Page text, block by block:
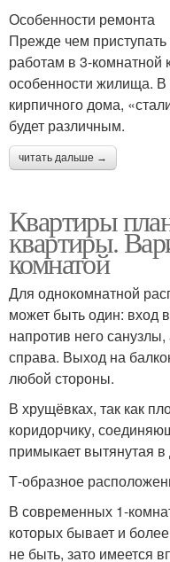
Особенности ремонта
Прежде чем
работам в 3-комнатной
особенности жилища. В
кирпичного дома,
будет различным.
читать дальше →
Квартиры
квартиры.
комнатой
Для однокомнатной
может быть один: вход
напротив него
справа. Выход на
любой стороны.
В хрущёвках, так как
коридорчику,
примыкает вытянутая
Т-образное
В современных 1-
которых бывает и
не быть, зато имеется